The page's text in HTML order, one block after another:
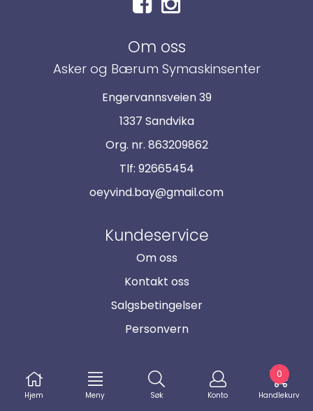
Hjem Meny Søk Konto
0
Handlekurv
Om oss
Asker og Bærum Symaskinsenter
Engervannsveien 39
1337 Sandvika
Org. nr. 863209862
Tlf: 92665454
oeyvind.bay@gmail.com
Kundeservice
Om oss
Kontakt oss
Salgsbetingelser
Personvern
Nyhetsbrev
Meld deg på nyhetsbrevet vårt for å få
oppdateringer fra oss.